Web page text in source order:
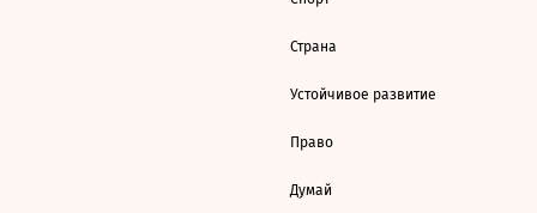
Страна
Устойчивое развитие
Право
Думай